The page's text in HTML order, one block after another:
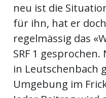
neu ist die
für ihn, hat er
regelmässig das
SRF 1
in Leutschenbach
Umgebung im